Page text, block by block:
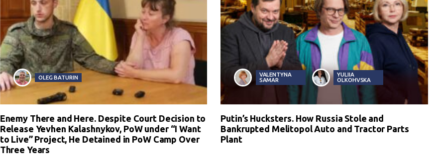
OLEG BATURIN
Enemy There and Here. Despite Court Decision to
Release Yevhen Kalashnykov, PoW under “I Want
to Live” Project, He Detained in PoW Camp Over
Three Years
VALENTYNA
SAMAR
YULIIA
OLKOHVSKA
Putin’s Hucksters. How Russia Stole and
Bankrupted Melitopol Auto and Tractor Parts
Plant